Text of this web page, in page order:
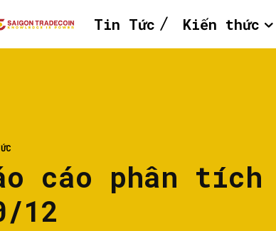
Tin Tức Kiến thức
cáo phân tích
12